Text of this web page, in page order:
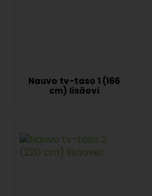
Nauvo tv-taso 1 (166
cm) lisäovi